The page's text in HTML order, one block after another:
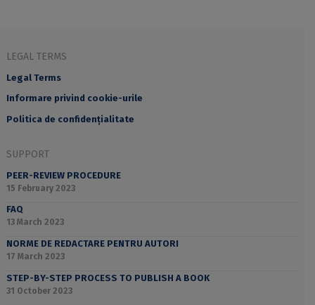
LEGAL TERMS
Legal Terms
Informare privind cookie-urile
Politica de confidențialitate
SUPPORT
PEER-REVIEW PROCEDURE
15 February 2023
FAQ
13 March 2023
NORME DE REDACTARE PENTRU AUTORI
17 March 2023
STEP-BY-STEP PROCESS TO PUBLISH A BOOK
31 October 2023